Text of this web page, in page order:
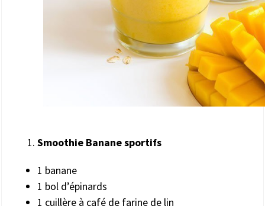
Smoothie Banane sportifs
1 banane
1 bol d’épinards
1 cuillère à café de farine de lin